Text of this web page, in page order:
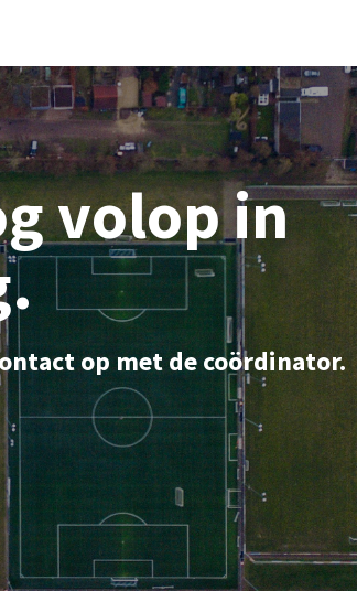
volop in
op met de coördinator.